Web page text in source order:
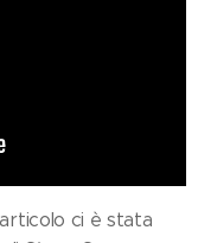
ci è stata